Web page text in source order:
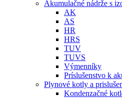
Akumulačné nádrže s
AK
AS
HR
HRS
TUV
TUVS
Výmenníky
Príslušenstvo k
Plynové kotly a
Kondenzačné